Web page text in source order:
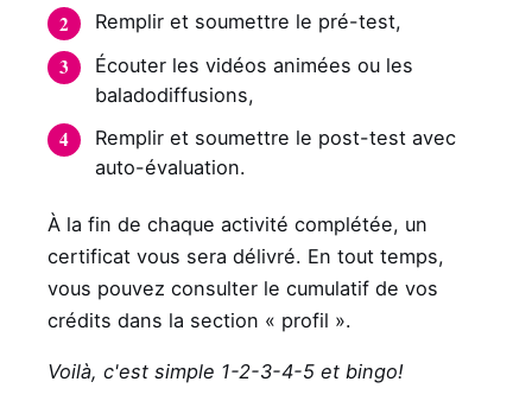
Remplir et soumettre le pré-test,
Écouter les vidéos animées ou les
baladodiffusions,
Remplir et soumettre le post-test avec
auto-évaluation.
À la fin de chaque activité complétée, un
certificat vous sera délivré. En tout temps,
vous pouvez consulter le cumulatif de vos
crédits dans la section « profil ».
Voilà, c'est simple 1-2-3-4-5 et bingo!